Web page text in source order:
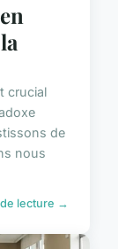
crucial
de
nous
de lecture →